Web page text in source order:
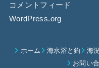
コメントフィード
WordPress.org
ホーム 海水浴と釣 海況
お問い